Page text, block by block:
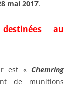
mai 2017.
au
est « Chemring
de munitions